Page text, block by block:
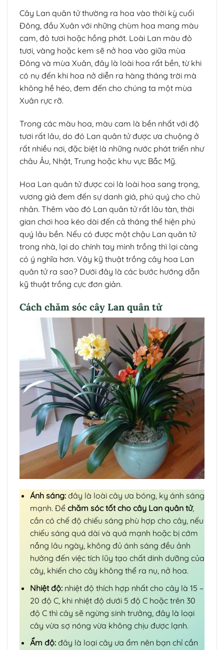
Cây Lan quân tử thường ra hoa vào thời kỳ cuối
Đông, đầu Xuân với những chùm hoa mang màu
cam, đỏ tươi hoặc hồng phớt. Loài Lan màu đỏ
tươi, vàng hoặc kem sẽ nở hoa vào giữa mùa
Đông và mùa Xuân, đây là loài hoa rất bền, từ khi
có nụ đến khi hoa nở diễn ra hàng tháng trời mà
không hề héo, đem đến cho chúng ta một mùa
Xuân rực rỡ.
Trong các màu hoa, màu cam là bền nhất với độ
tươi rất lâu, do đó Lan quân tử được ưa chuộng ở
rất nhiều nơi, đặc biệt là những nước phát triển như
châu Âu, Nhật, Trung hoặc khu vực Bắc Mỹ.
Hoa Lan quân tử được coi là loài hoa sang trọng,
vương giả đem đến sự danh giá, phú quý cho chủ
nhân. Thêm vào đó Lan quân tử rất lâu tàn, thời
gian chơi hoa kéo dài đến cả tháng thể hiện phú
quý lâu bền. Nếu có được một chậu Lan quân tử
trong nhà, lại do chính tay mình trồng thì lại càng
có ý nghĩa hơn. Vậy kỹ thuật trồng cây hoa Lan
quân tử ra sao? Dưới đây là các bước hướng dẫn
kỹ thuật trồng cực đơn giản.
Cách chăm sóc cây Lan quân tử
Ánh sáng:đây là loài cây ưa bóng, kỵ ánh sáng
mạnh. Đểchăm sóc tốt cho cây Lan quân tử,
cần có chế độ chiếu sáng phù hợp cho cây, nếu
chiếu sáng quá dài và quá mạnh hoặc bị cớm
nắng lâu ngày, không đủ ánh sáng đều ảnh
hưởng đến việc tích lũy tạo chất dinh dưỡng của
cây, khiến cho cây không thể ra nụ, nở hoa.
Nhiệt độ:nhiệt độ thích hợp nhất cho cây là 15 –
20 độ C, khi nhiệt độ dưới 5 độ C hoặc trên 30
độ C thì cây sẽ ngừng sinh trưởng, đây là loại
cây vừa sợ nóng vừa không chịu được lạnh.
Ẩm độ:đây là loại cây ưa ẩm nên bạn chỉ cần